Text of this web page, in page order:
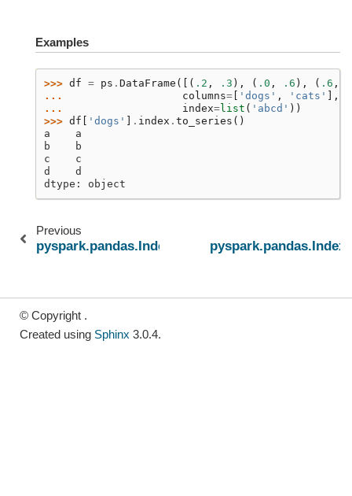
Examples
>>> df = ps . DataFrame ([( .2 , .3 ), ( .0 , .6 ), ( .6 ,
...
columns= 'dogs' , 'cats'
],
...
index=list ( 'abcd' ))
>>> df 'dogs' . index . to_series ()
a    a
b    b
c    c
d    d
dtype: object
Previous
pyspark.pandas.Index.to_list
© Copyright .
Created using Sphinx 3.0.4.